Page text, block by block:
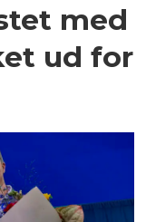
med
ud for